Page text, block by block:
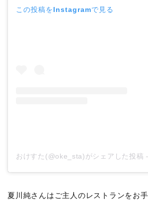
この投稿をInstagramで見る
おけすた(@oke_sta)がシェアした投稿
夏川純さんはご主人のレストランをお